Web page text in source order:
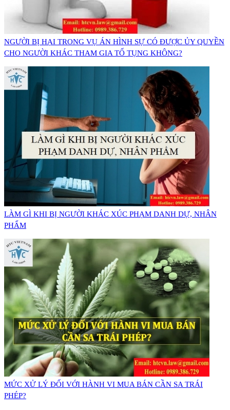
NGƯỜI BỊ HẠI TRONG VỤ ÁN HÌNH SỰ CÓ ĐƯỢC ỦY QUYỀN
CHO NGƯỜI KHÁC THAM GIA TỐ TỤNG KHÔNG?
LÀM GÌ KHI BỊ NGƯỜI KHÁC XÚC PHẠM DANH DỰ, NHÂN
PHẨM
MỨC XỬ LÝ ĐỐI VỚI HÀNH VI MUA BÁN CẦN SA TRÁI
PHÉP?